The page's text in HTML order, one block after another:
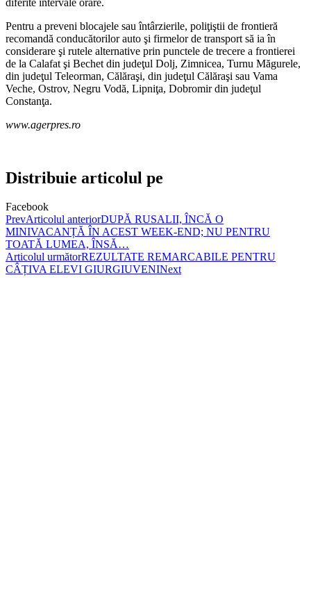
Pentru a preveni blocajele sau întârzierile, poliţiştii de frontieră
recomandă conducătorilor auto şi firmelor de transport să ia în
considerare şi rutele alternative prin punctele de trecere a frontierei
de la Calafat şi Bechet din judeţul Dolj, Zimnicea, Turnu Măgurele,
din judeţul Teleorman, Călăraşi, din judeţul Călăraşi sau Vama
Veche, Ostrov, Negru Vodă, Lipniţa, Dobromir din judeţul
Constanţa.
www.agerpres.ro
Distribuie articolul pe
Facebook
PrevArticolul anteriorDUPĂ RUSALII, ÎNCĂ O
MINIVACANȚĂ ÎN ACEST WEEK-END; NU PENTRU
TOATĂ LUMEA, ÎNSĂ…
Articolul următorREZULTATE REMARCABILE PENTRU
CÂȚIVA ELEVI GIURGIUVENINext